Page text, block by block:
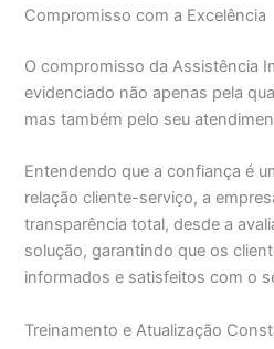
Compromisso com a Excelência
O compromisso da Assistência
evidenciado não apenas pela
mas também pelo seu
Entendendo que a confiança é
relação cliente-serviço, a
transparência total, desde a
solução, garantindo que os
informados e satisfeitos com o
Treinamento e Atualização